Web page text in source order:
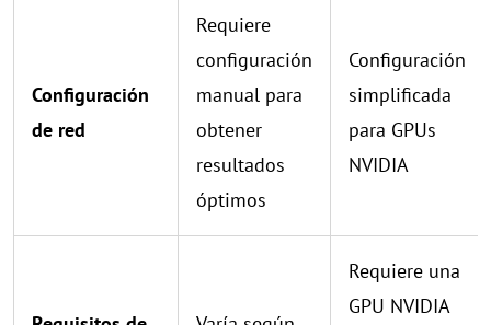
Configuración
de red
Requiere
configuración
manual para
obtener
resultados
óptimos
Configuración
simplificada
para GPUs
NVIDIA
Requiere una
GPU NVIDIA